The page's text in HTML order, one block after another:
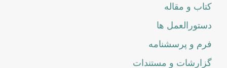
کتاب و مقاله
دستورالعمل ها
فرم و پرسشنامه
گزارشات و مستندات